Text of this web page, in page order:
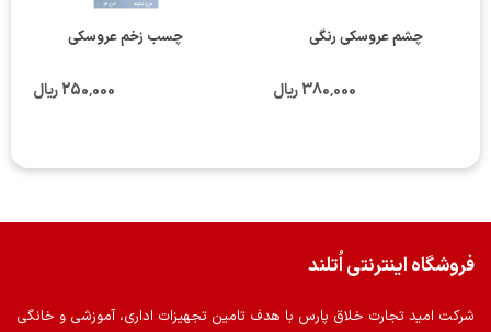
چشم عروسکی رنگی
380٬000 ریال
چسب زخم عروسکی
250٬000 ریال
فروشگاه اینترنتی اُتلند
شرکت امید تجارت خلاق پارس با هدف تامین تجهیزات اداری، آموزشی و خانگی